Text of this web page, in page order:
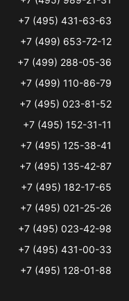
+7 (495) 431-63-63
+7 (499) 653-72-12
+7 (499) 288-05-36
+7 (499) 110-86-79
+7 (495) 023-81-52
+7 (495) 152-31-11
+7 (495) 125-38-41
+7 (495) 135-42-87
+7 (495) 182-17-65
+7 (495) 021-25-26
+7 (495) 023-42-98
+7 (495) 431-00-33
+7 (495) 128-01-88